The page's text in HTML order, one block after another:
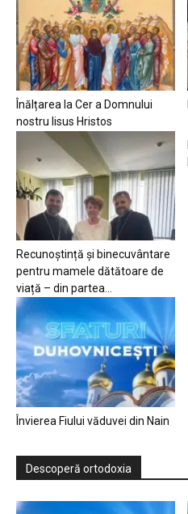
Înălțarea la Cer a Domnului
nostru Iisus Hristos
Recunoștință și binecuvântare
pentru mamele dătătoare de
viață – din partea...
Învierea Fiului văduvei din Nain
Descoperă ortodoxia